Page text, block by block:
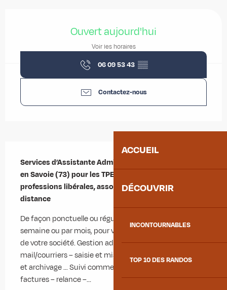
ACCUEIL
DÉCOUVRIR
INCONTOURNABLES
TOP 10 DES RANDOS
Ouvert aujourd'hui
Voir les horaires
06 09 53 43 ▒▒
Contactez-nous
Services d’Assistante Administrative Indépendante
en Savoie (73) pour les TPE/PME, artisans,
professions libérales, associations … sur site ou à
distance
De façon ponctuelle ou régulière, quelques heures par
semaine ou par mois, pour vous aider dans la gestion
de votre société. Gestion administrative Gestion boîte
mail/courriers – saisie et mise en page – tri, classement
et archivage … Suivi commercial Saisie des devis et
factures – relance –...